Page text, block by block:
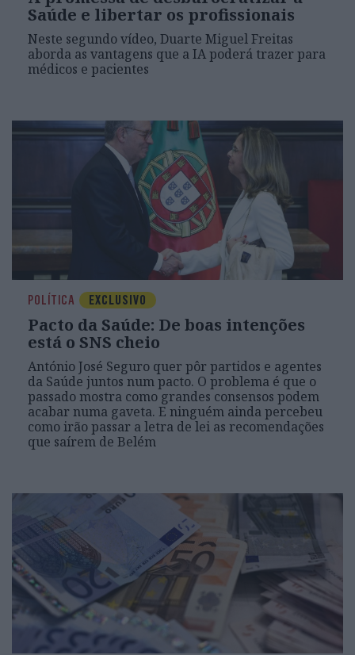
Saúde e libertar os profissionais
Neste segundo vídeo, Duarte Miguel Freitas
aborda as vantagens que a IA poderá trazer para
médicos e pacientes
POLÍTICA EXCLUSIVO
Pacto da Saúde: De boas intenções
está o SNS cheio
António José Seguro quer pôr partidos e agentes
da Saúde juntos num pacto. O problema é que o
passado mostra como grandes consensos podem
acabar numa gaveta. E ninguém ainda percebeu
como irão passar a letra de lei as recomendações
que saírem de Belém